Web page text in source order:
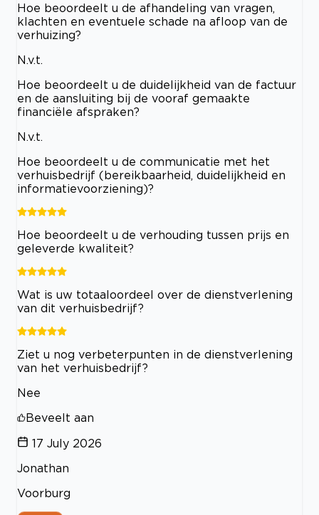
Hoe beoordeelt u de afhandeling van vragen,
klachten en eventuele schade na afloop van de
verhuizing?
N.v.t.
Hoe beoordeelt u de duidelijkheid van de factuur
en de aansluiting bij de vooraf gemaakte
financiële afspraken?
N.v.t.
Hoe beoordeelt u de communicatie met het
verhuisbedrijf (bereikbaarheid, duidelijkheid en
informatievoorziening)?
Hoe beoordeelt u de verhouding tussen prijs en
geleverde kwaliteit?
Wat is uw totaaloordeel over de dienstverlening
van dit verhuisbedrijf?
Ziet u nog verbeterpunten in de dienstverlening
van het verhuisbedrijf?
Nee
Beveelt aan
17 July 2026
Jonathan
Voorburg